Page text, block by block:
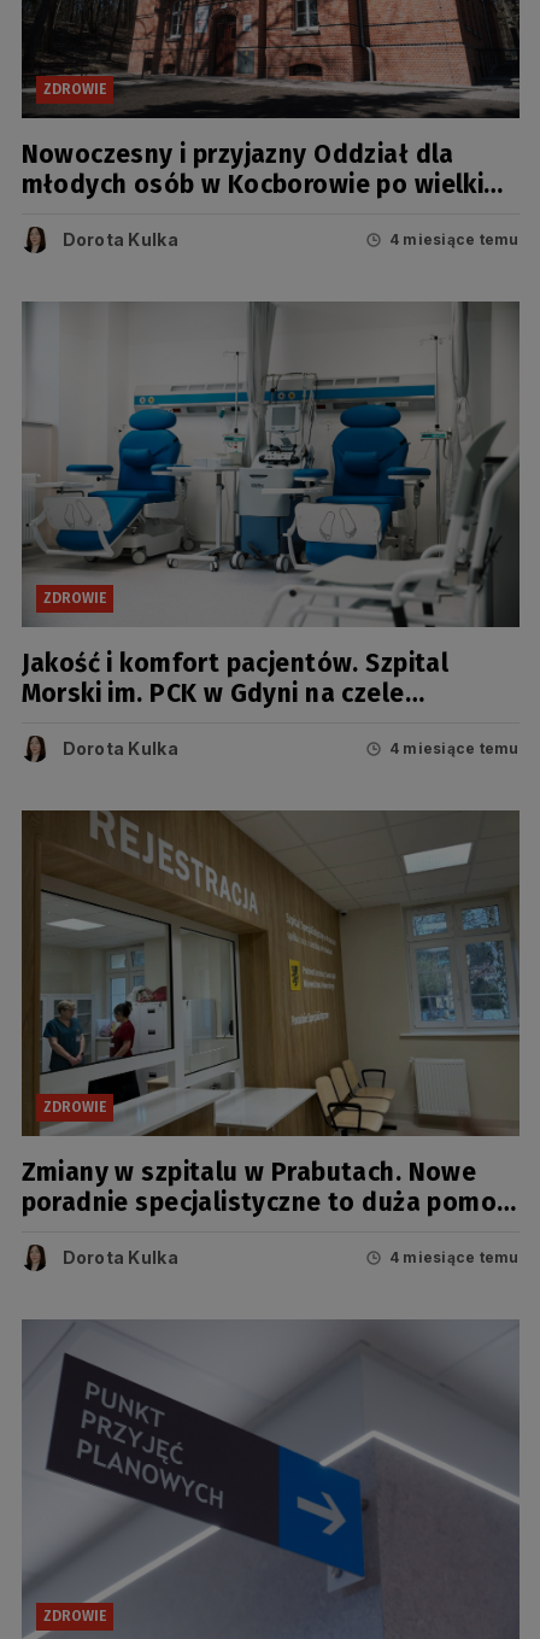
ZDROWIE
Nowoczesny i przyjazny Oddział dla
młodych osób w Kocborowie po wielkim
Dorota Kulka 4 miesiące temu
ZDROWIE
Jakość i komfort pacjentów. Szpital
Morski im. PCK w Gdyni na czele
Dorota Kulka 4 miesiące temu
ZDROWIE
Zmiany w szpitalu w Prabutach. Nowe
poradnie specjalistyczne to duża pomoc
Dorota Kulka 4 miesiące temu
ZDROWIE